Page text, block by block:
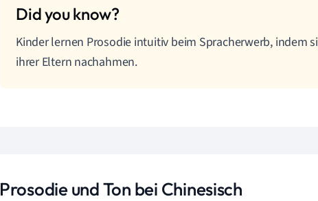
Kinder lernen Prosodie intuitiv beim Spracherwerb, indem
ihrer Eltern nachahmen.
Prosodie und Ton bei Chinesisch